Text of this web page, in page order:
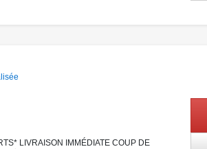
LIVRAISON IMMÉDIATE COUP DE